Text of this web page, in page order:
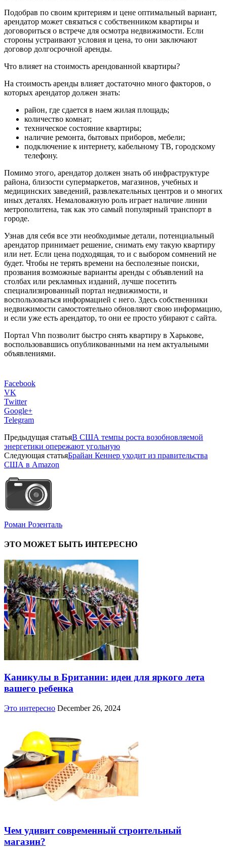
Подобрав по своим критериям и цене оптимальный вариант,
арендатор может связаться с собственником квартиры и
договориться о встрече для осмотра недвижимости. Если
стороны устраивают условия и цена, то они заключают
договор долгосрочной аренды.
Что влияет на стоимость арендованной квартиры?
На стоимость аренды влияет достаточно много факторов, о
которых арендатор должен знать:
район, где сдается в наем жилая площадь;
количество комнат;
техническое состояние квартиры;
наличие ремонта, бытовых приборов, мебели;
подключение к интернету, кабельному ТВ, городскому
телефону.
Помимо этого, арендатор должен знать об инфраструктуре
района, близости супермаркетов, магазинов, учебных и
медицинских заведений, развлекательных центров и о многих
иных деталях. Немаловажную роль играет наличие линии
метрополитена, так как это самый популярный транспорт в
городе.
Узнав для себя все эти необходимые детали, потенциальный
арендатор принимает решение, снимать ему такую квартиру
или нет. Если цена подходящая, то и с выбором сомнений не
будет. Чтобы не терять времени на бесполезные поиски,
прозвания возможные варианты аренды с объявлений на
столбах или рекламных изданий, лучше посетить
специализированный портал недвижимости, и
воспользоваться информацией с него. Здесь собственники
недвижимости самостоятельно обновляют свою информацию,
и если уже есть арендатор, то они ее просто убирают с сайта.
Портал Vhn позволит быстро снять квартиру в Харькове,
воспользовавшись опубликованными на нем актуальными
объявлениями.
Facebook
VK
Twitter
Google+
Telegram
Предыдущая статьяВ США темпы роста возобновляемой
энергетики опережают угольную
Следующая статьяБрайан Кеннер уходит из правительства
США в Amazon
Роман Розенталь
ЭТО МОЖЕТ БЫТЬ ИНТЕРЕСНО
Каникулы в Британии: идеи для яркого лета
вашего ребенка
Это интересно December 26, 2024
Чем удивит современный строительный
магазин?